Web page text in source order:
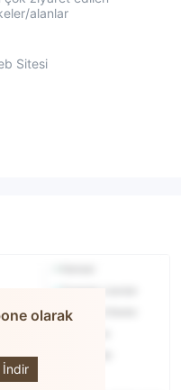
alanlar
Sitesi
olarak
İndir